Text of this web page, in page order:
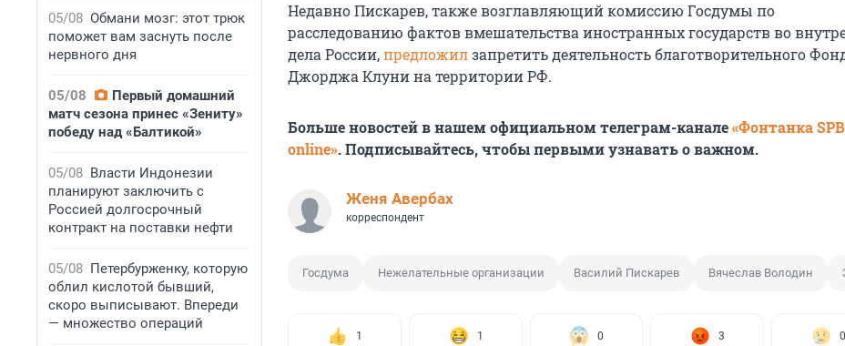
05/08 Обмани мозг: этот трюк
поможет вам заснуть после
нервного дня
05/08
Первый домашний
матч сезона принес «Зениту»
победу над «Балтикой»
05/08 Власти Индонезии
планируют заключить с
Россией долгосрочный
контракт на поставки нефти
05/08 Петербурженку, которую
облил кислотой бывший,
скоро выписывают. Впереди
— множество операций
Недавно Пискарев, также возглавляющий комиссию Госдумы по
расследованию фактов вмешательства иностранных государств во
дела России,предложилзапретить деятельность благотворительного
Джорджа Клуни на территории РФ.
Больше новостей в нашем официальном телеграм-канале«Фонтанка SPB
online». Подписывайтесь, чтобы первыми узнавать о важном.
Женя Авербах
корреспондент
Госдума Нежелательные организации Василий Пискарев Вячеслав Володин
1 1 0 3 0